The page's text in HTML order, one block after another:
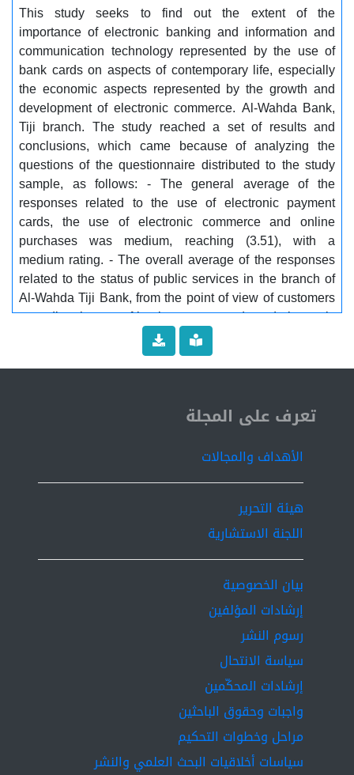
This study seeks to find out the extent of the
importance of electronic banking and information and
communication technology represented by the use of
bank cards on aspects of contemporary life, especially
the economic aspects represented by the growth and
development of electronic commerce. Al-Wahda Bank,
Tiji branch. The study reached a set of results and
conclusions, which came because of analyzing the
questions of the questionnaire distributed to the study
sample, as follows: - The general average of the
responses related to the use of electronic payment
cards, the use of electronic commerce and online
purchases was medium, reaching (3.51), with a
medium rating. - The overall average of the responses
related to the status of public services in the branch of
Al-Wahda Tiji Bank, from the point of view of customers
regarding the use of bank payment cards and electronic
commerce, was (3.39), with a medium rating.
ISSN 2519-9854
تعرف على المجلة
الأهداف والمجالات
هيئة التحرير
اللجنة الاستشارية
بيان الخصوصية
إرشادات المؤلفين
رسوم النشر
سياسة الانتحال
إرشادات المحكّمين
واجبات وحقوق الباحثين
مراحل وخطوات التحكيم
سياسات أخلاقيات البحث العلمي والنشر